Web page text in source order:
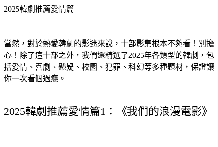
2025韓劇推薦愛情篇
當然，對於熱愛韓劇的影迷來說，十部影集根本不夠看！別擔
心！除了這十部之外，我們還精選了2025年各類型的韓劇，包
括愛情、喜劇、懸疑、校園、犯罪、科幻等多種題材，保證讓
你一次看個過癮。
2025韓劇推薦愛情篇1：《我們的浪漫電影》